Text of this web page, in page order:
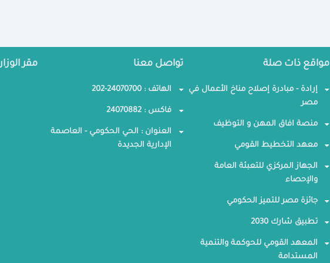
مواقع ذات صلة
إرادة - مبادرة إصلاح مناخ الأعمال في
مصر
منصة افاق المهن و التوظيف
معهد التخطيط القومي
الجهاز المركزي للتعبئة العامة
والإحصاء
جائزة مصر للتميز الحكومي
تطبيق شارك 2030
المعهد القومي للحوكمة والتنمية
المستدامة
تواصل معنا
الهاتف : 24070700-202
فاكس : 24070882
العنوان : الحي الحكومي - العاصمة
الإدارية الجديدة
مقر